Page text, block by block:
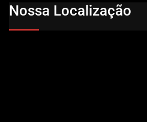
Nossa Localização